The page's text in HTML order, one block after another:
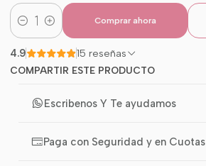
Cantidad
Comprar ahora
4.9 15 reseñas
COMPARTIR ESTE PRODUCTO
Escribenos Y Te ayudamos
Paga con Seguridad y en Cuotas